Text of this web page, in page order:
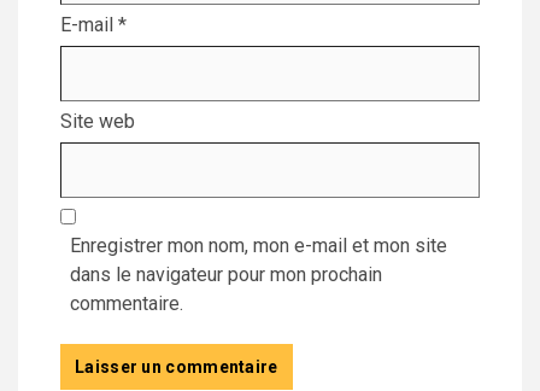
E-mail *
Site web
Enregistrer mon nom, mon e-mail et mon site
dans le navigateur pour mon prochain
commentaire.